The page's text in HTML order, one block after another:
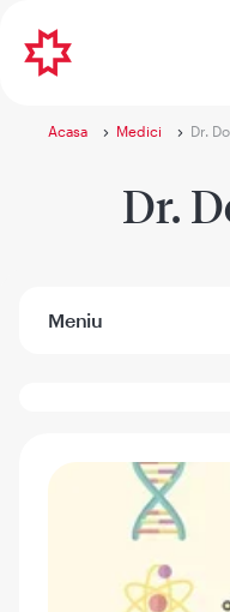
Acasa Medici Dr.
Dr.
Meniu